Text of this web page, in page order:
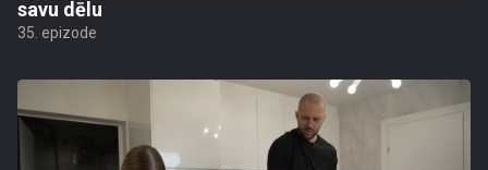
savu dēlu
35. epizode